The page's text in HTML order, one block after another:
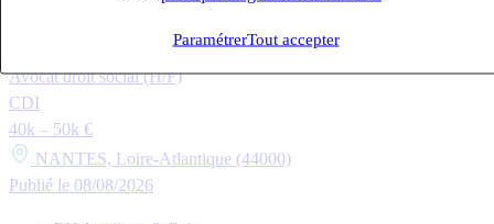
ParamétrerTout accepter
Avocat droit social (H/F)
CDI
40k – 50k €
NANTES, Loire-Atlantique (44000)
Publié le 08/08/2026